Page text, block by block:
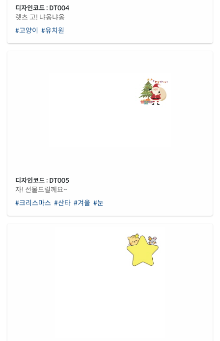
디자인코드 : DT004
렛츠 고! 냐옹냐옹
#고양이 #유치원
디자인코드 : DT005
자! 선물드릴께요~
#크리스마스 #산타 #겨울 #눈